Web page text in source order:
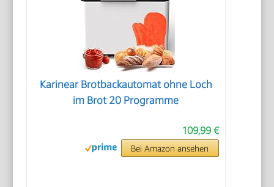
Karinear Brotbackautomat ohne Loch
im Brot 20 Programme
109,99 €
Bei Amazon ansehen